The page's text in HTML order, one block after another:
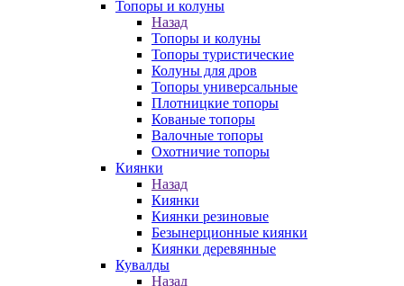
Топоры и колуны
Назад
Топоры и колуны
Топоры туристические
Колуны для дров
Топоры универсальные
Плотницкие топоры
Кованые топоры
Валочные топоры
Охотничие топоры
Киянки
Назад
Киянки
Киянки резиновые
Безынерционные киянки
Киянки деревянные
Кувалды
Назад